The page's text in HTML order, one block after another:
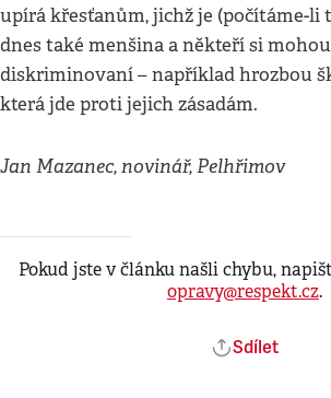
upírá křesťanům, jichž je (počítáme-
dnes také menšina a někteří si
diskriminovaní – například hrozbou
která jde proti jejich zásadám.
Jan Mazanec, novinář, Pelhřimov
Pokud jste v článku našli chybu,
opravy@respekt.cz.
Sdílet